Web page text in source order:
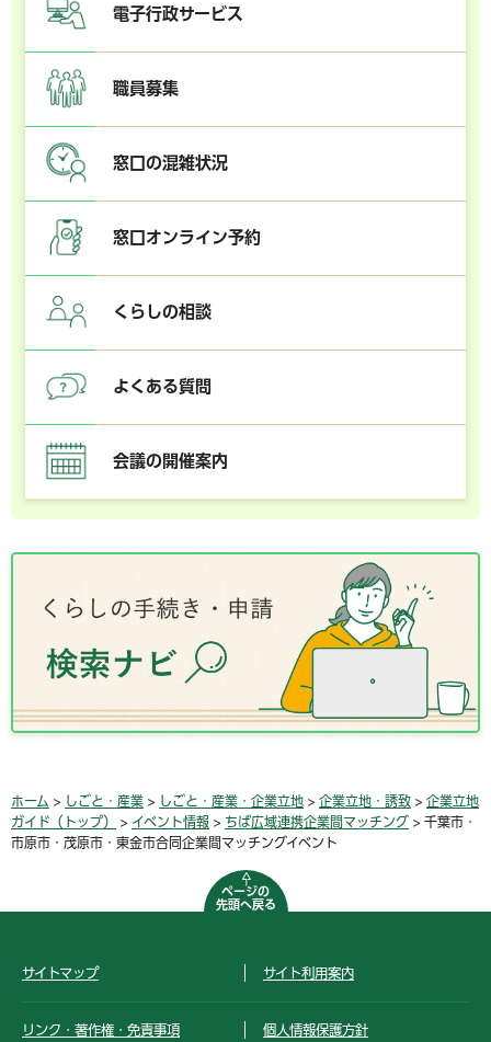
電子行政サービス
職員募集
窓口の混雑状況
窓口オンライン予約
くらしの相談
よくある質問
会議の開催案内
ホーム > しごと・産業 > しごと・産業・企業立地 > 企業立地・誘致 > 企業立地
ガイド（トップ）
> イベント情報 > ちば広域連携企業間マッチング > 千葉市・
市原市・茂原市・東金市合同企業間マッチングイベント
ページの
先頭へ戻る
サイトマップ サイト利用案内
リンク・著作権・免責事項 個人情報保護方針